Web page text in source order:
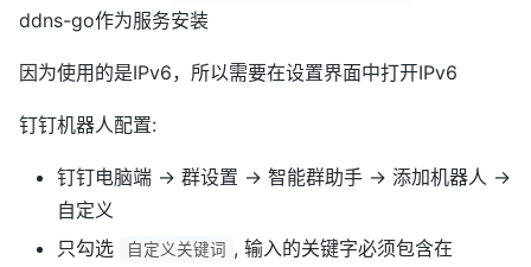
ddns-go作为服务安装
因为使用的是IPv6，所以需要在设置界面中打开IPv6
钉钉机器人配置:
钉钉电脑端 -> 群设置 -> 智能群助手 -> 添加机器人 ->
自定义
只勾选
自定义关键词 , 输入的关键字必须包含在